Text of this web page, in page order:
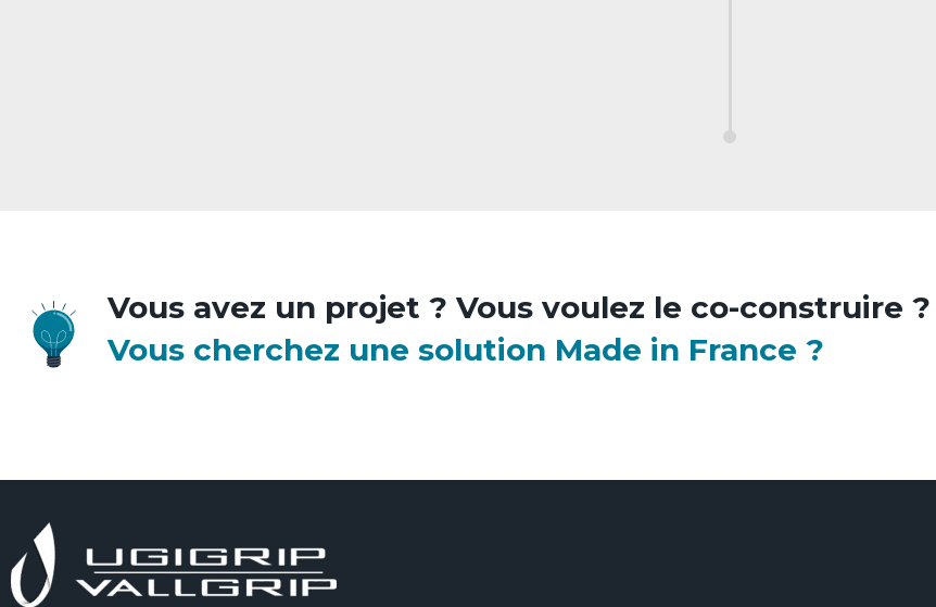
Vous avez un projet ? Vous voulez le co-construire ?
Vous cherchez une solution Made in France ?